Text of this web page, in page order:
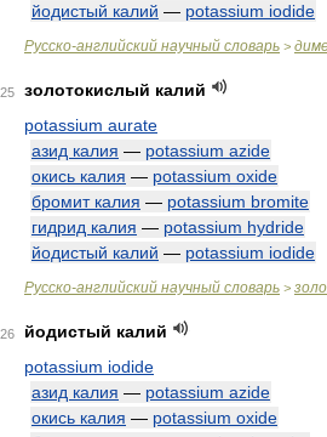
йодистый калий — potassium iodide
Русско-английский научный словарь >
25
золотокислый калий
potassium aurate
азид калия — potassium azide
окись калия — potassium oxide
бромит калия — potassium bromite
гидрид калия — potassium hydride
йодистый калий — potassium iodide
Русско-английский научный словарь >
26
йодистый калий
potassium iodide
азид калия — potassium azide
окись калия — potassium oxide